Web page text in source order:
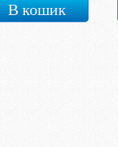
В кошик